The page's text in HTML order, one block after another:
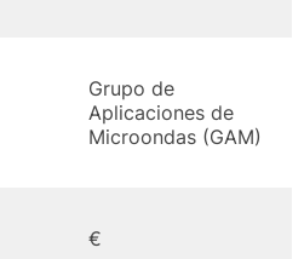
Grupo de
Aplicaciones de
Microondas (GAM)
€